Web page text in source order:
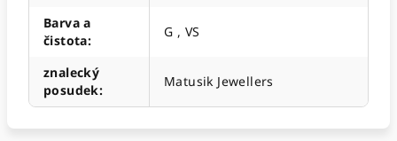
Barva a
čistota:
G , VS
znalecký
posudek:
Matusik Jewellers